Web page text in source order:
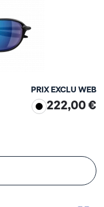
PRIX EXCLU WEB
222,00 €